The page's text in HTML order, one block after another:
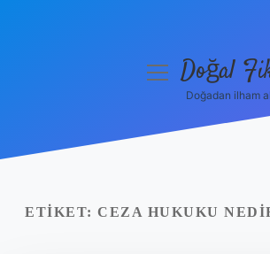
Yasal Uyarı
menüyüDoğal
Doğadan ilham
ETIKET: CEZA HUKUKU